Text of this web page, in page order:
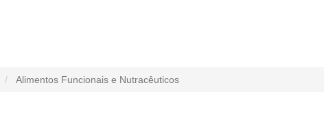
Alimentos Funcionais e Nutracêuticos